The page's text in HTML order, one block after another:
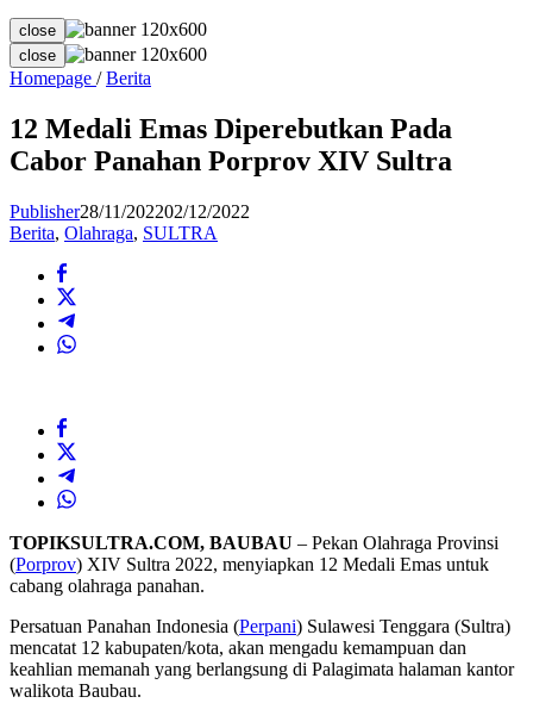
close
close
Homepage / Berita
Emas
Diperebutkan
Pada
Panahan
Porprov
XIV
12 Medali Emas Diperebutkan Pada
Cabor Panahan Porprov XIV Sultra
Publisher28/11/202202/12/2022
Berita, Olahraga, SULTRA
TOPIKSULTRA.COM, BAUBAU – Pekan Olahraga Provinsi
(Porprov) XIV Sultra 2022, menyiapkan 12 Medali Emas untuk
cabang olahraga panahan.
Persatuan Panahan Indonesia (Perpani) Sulawesi Tenggara (Sultra)
mencatat 12 kabupaten/kota, akan mengadu kemampuan dan
keahlian memanah yang berlangsung di Palagimata halaman kantor
walikota Baubau.